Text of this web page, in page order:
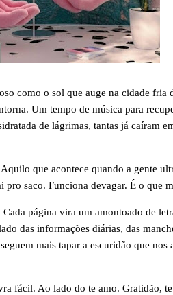
como o sol que auge na cidade fria
Um tempo de música para
de lágrimas, tantas já caíram
que acontece quando a gente
saco. Funciona devagar. É o que
página vira um amontoado de
das informações diárias, das
mais tapar a escuridão que nos
fácil. Ao lado do te amo. Gratidão,